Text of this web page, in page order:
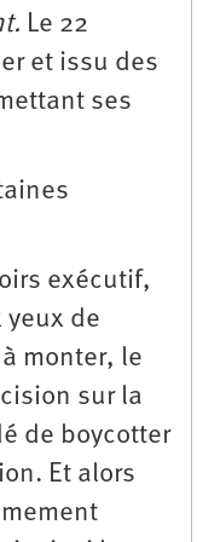
Le 22
et issu des
ses
exécutif,
de
monter, le
sur la
de boycotter
Et alors